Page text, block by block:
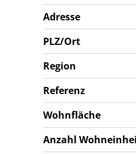
Adresse
PLZ/Ort
Region
Referenz
Wohnfläche
Anzahl